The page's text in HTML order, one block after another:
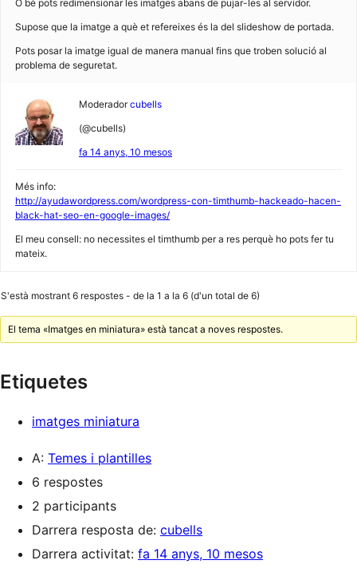
O bé pots redimensionar les imatges abans de pujar-les al servidor.
Supose que la imatge a què et refereixes és la del slideshow de portada.
Pots posar la imatge igual de manera manual fins que troben solució al
problema de seguretat.
Moderador cubells
(@cubells)
fa 14 anys, 10 mesos
Més info:
http://ayudawordpress.com/wordpress-con-timthumb-hackeado-hacen-
black-hat-seo-en-google-images/
El meu consell: no necessites el timthumb per a res perquè ho pots fer tu
mateix.
S'està mostrant 6 respostes - de la 1 a la 6 (d'un total de 6)
El tema «Imatges en miniatura» està tancat a noves respostes.
Etiquetes
imatges miniatura
A: Temes i plantilles
6 respostes
2 participants
Darrera resposta de: cubells
Darrera activitat: fa 14 anys, 10 mesos